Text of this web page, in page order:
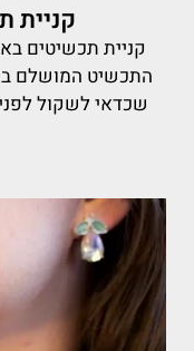
קניית
קניית תכשיטים
התכשיט המושלם
שכדאי לשקול